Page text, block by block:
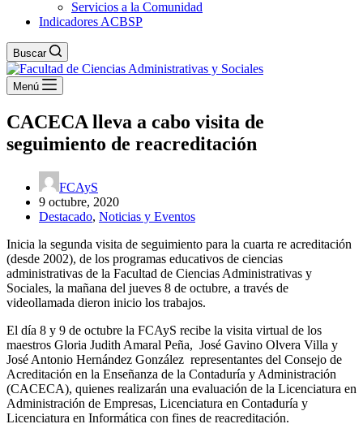
Servicios a la Comunidad
Indicadores ACBSP
Buscar
Menú
CACECA lleva a cabo visita de
seguimiento de reacreditación
FCAyS
9 octubre, 2020
Destacado, Noticias y Eventos
Inicia la segunda visita de seguimiento para la cuarta re acreditación
(desde 2002), de los programas educativos de ciencias
administrativas de la Facultad de Ciencias Administrativas y
Sociales, la mañana del jueves 8 de octubre, a través de
videollamada dieron inicio los trabajos.
El día 8 y 9 de octubre la FCAyS recibe la visita virtual de los
maestros Gloria Judith Amaral Peña, José Gavino Olvera Villa y
José Antonio Hernández González representantes del Consejo de
Acreditación en la Enseñanza de la Contaduría y Administración
(CACECA), quienes realizarán una evaluación de la Licenciatura en
Administración de Empresas, Licenciatura en Contaduría y
Licenciatura en Informática con fines de reacreditación.